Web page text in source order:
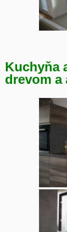
Kuchyňa
drevom a